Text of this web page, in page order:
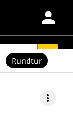
person
search
more_vert
Rundtur